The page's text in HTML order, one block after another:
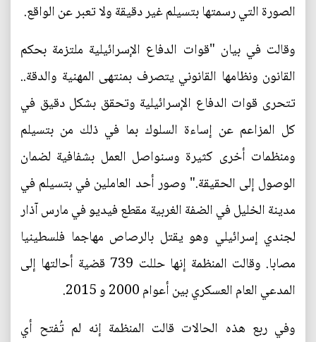
الصورة التي رسمتها بتسيلم غير دقيقة ولا تعبر عن الواقع.
وقالت في بيان "قوات الدفاع الإسرائيلية ملتزمة بحكم
القانون ونظامها القانوني يتصرف بمنتهى المهنية والدقة..
تتحرى قوات الدفاع الإسرائيلية وتحقق بشكل دقيق في
كل المزاعم عن إساءة السلوك بما في ذلك من بتسيلم
ومنظمات أخرى كثيرة وسنواصل العمل بشفافية لضمان
الوصول إلى الحقيقة." وصور أحد العاملين في بتسيلم في
مدينة الخليل في الضفة الغربية مقطع فيديو في مارس آذار
لجندي إسرائيلي وهو يقتل بالرصاص مهاجما فلسطينيا
مصابا. وقالت المنظمة إنها حللت 739 قضية أحالتها إلى
المدعي العام العسكري بين أعوام 2000 و 2015.
وفي ربع هذه الحالات قالت المنظمة إنه لم تُفتح أي